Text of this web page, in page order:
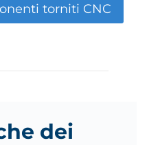
torniti CNC
dei